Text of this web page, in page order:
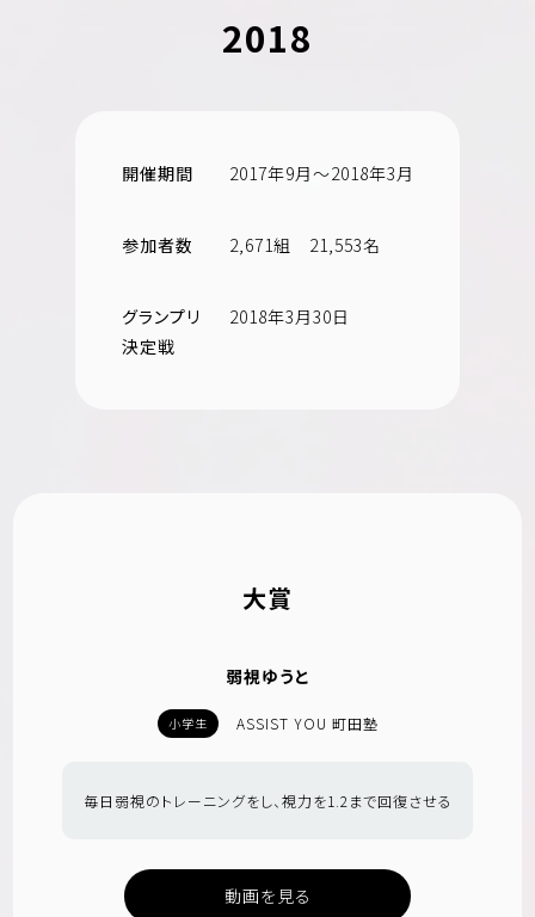
2018
開催期間 2017年9月～2018年3月
参加者数 2,671組 21,553名
グランプリ
決定戦
2018年3月30日
大賞
弱視ゆうと
小学生 ASSIST YOU 町田塾
毎日弱視のトレーニングをし、視力を1.2まで回復させる
動画を見る